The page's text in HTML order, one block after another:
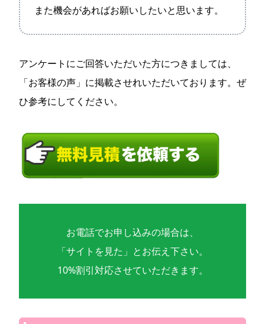
また機会があればお願いしたいと思います。
アンケートにご回答いただいた方につきましては、
「お客様の声」に掲載させれいただいております。ぜ
ひ参考にしてください。
お電話でお申し込みの場合は、
「サイトを見た」とお伝え下さい。
10%割引対応させていただきます。